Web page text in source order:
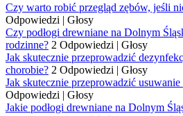
Czy warto robić przegląd zębów, jeśli
Odpowiedzi | Głosy
Czy podłogi drewniane na Dolnym
rodzinne? 2 Odpowiedzi | Głosy
Jak skutecznie przeprowadzić
chorobie? 2 Odpowiedzi | Głosy
Jak skutecznie przeprowadzić
Odpowiedzi | Głosy
Jakie podłogi drewniane na Dolnym